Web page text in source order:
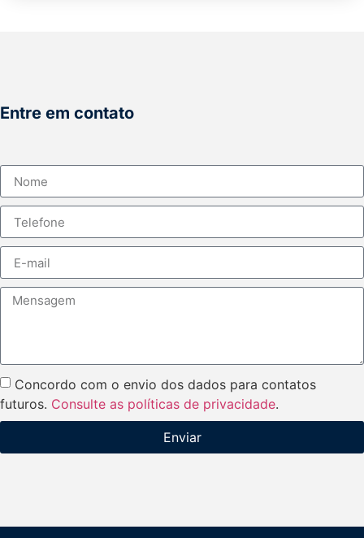
Entre em contato
Concordo com o envio dos dados para contatos
futuros. Consulte as políticas de privacidade.
Enviar